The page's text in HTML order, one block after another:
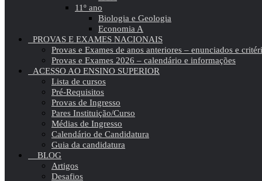
11º ano
Biologia e Geologia
Economia A
PROVAS E EXAMES NACIONAIS
Provas e Exames de anos anteriores – enunciados e
Provas e Exames 2026 – calendário e informações
ACESSO AO ENSINO SUPERIOR
Lista de cursos
Pré-Requisitos
Provas de Ingresso
Pares Instituição/Curso
Médias de Ingresso
Calendário de Candidatura
Guia da candidatura
BLOG
Artigos
Desafios